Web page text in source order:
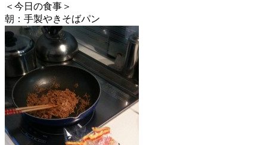
＜今日の食事＞
朝：手製やきそばパン